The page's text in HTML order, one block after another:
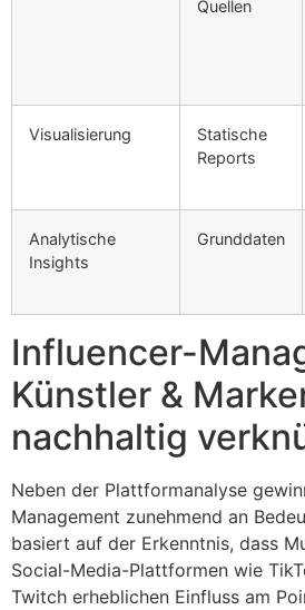
Quellen
Visualisierung
Statische
Reports
Analytische
Insights
Grunddaten
Influencer-
Künstler &
nachhaltig
Neben der Plattformanalyse
Management zunehmend an
basiert auf der Erkenntnis, dass
Social-Media-Plattformen wie
Twitch erheblichen Einfluss am